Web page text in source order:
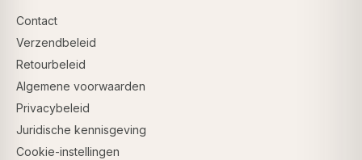
Contact
Verzendbeleid
Retourbeleid
Algemene voorwaarden
Privacybeleid
Juridische kennisgeving
Cookie-instellingen